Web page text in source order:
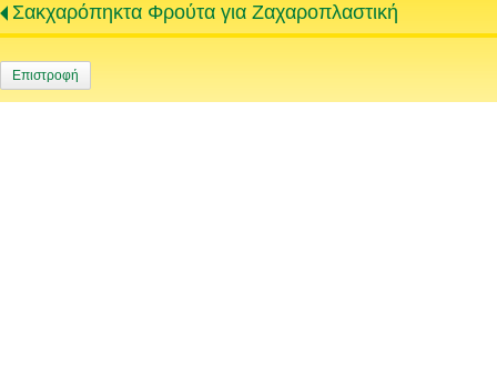
Σακχαρόπηκτα Φρούτα για Ζαχαροπλαστική
Επιστροφή